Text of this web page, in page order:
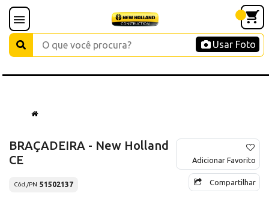
Usar Foto
BRAÇADEIRA - New Holland
CE
Cód./PN 51502137
Adicionar Favorito
Compartilhar